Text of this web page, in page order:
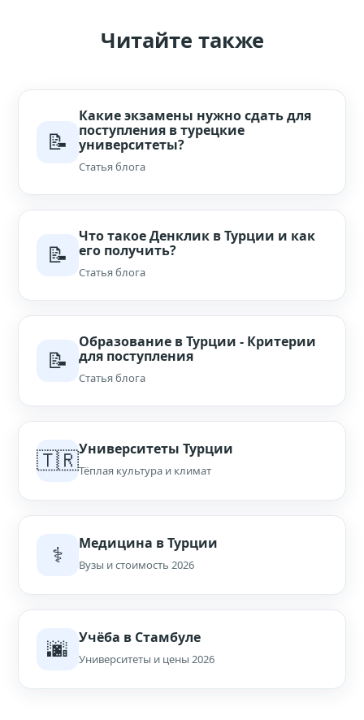
Читайте также
📝
Какие экзамены нужно сдать для
поступления в турецкие
университеты?
Статья блога
📝
Что такое Денклик в Турции и как
его получить?
Статья блога
📝
Образование в Турции - Критерии
для поступления
Статья блога
🇹🇷Университеты Турции
Тёплая культура и климат
⚕️ Медицина в Турции
Вузы и стоимость 2026
🌆 Учёба в Стамбуле
Университеты и цены 2026